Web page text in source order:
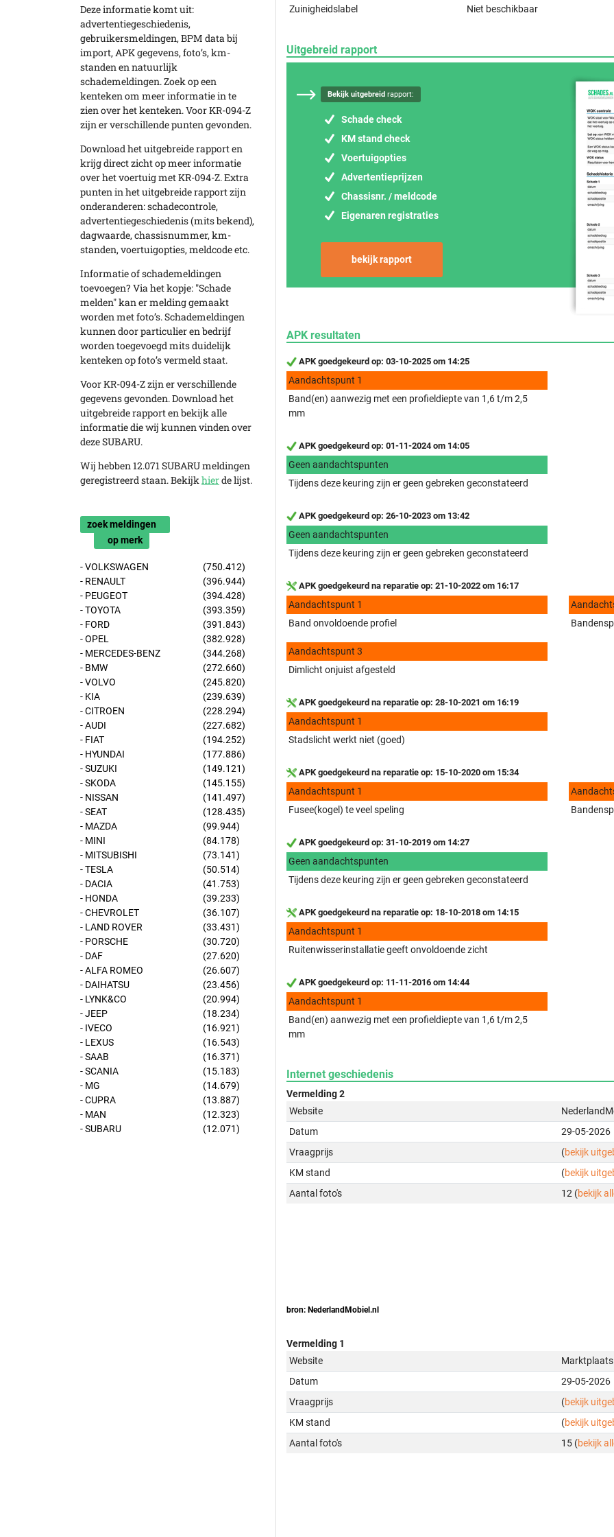
Deze informatie komt uit:
advertentiegeschiedenis,
gebruikersmeldingen, BPM data bij
import, APK gegevens, foto’s, km-
standen en natuurlijk
schademeldingen. Zoek op een
kenteken om meer informatie in te
zien over het kenteken. Voor KR-094-Z
zijn er verschillende punten gevonden.
Download het uitgebreide rapport en
krijg direct zicht op meer informatie
over het voertuig met KR-094-Z. Extra
punten in het uitgebreide rapport zijn
onderanderen: schadecontrole,
advertentiegeschiedenis (mits bekend),
dagwaarde, chassisnummer, km-
standen, voertuigopties, meldcode etc.
Informatie of schademeldingen
toevoegen? Via het kopje: "Schade
melden" kan er melding gemaakt
worden met foto’s. Schademeldingen
kunnen door particulier en bedrijf
worden toegevoegd mits duidelijk
kenteken op foto’s vermeld staat.
Voor KR-094-Z zijn er verschillende
gegevens gevonden. Download het
uitgebreide rapport en bekijk alle
informatie die wij kunnen vinden over
deze SUBARU.
Wij hebben 12.071 SUBARU meldingen
geregistreerd staan. Bekijkhierde lijst.
zoek meldingen
op merk
- VOLKSWAGEN
(750.412)
- RENAULT
(396.944)
- PEUGEOT
(394.428)
- TOYOTA
(393.359)
- FORD
(391.843)
- OPEL
(382.928)
- MERCEDES-BENZ
(344.268)
- BMW
(272.660)
- VOLVO
(245.820)
- KIA
(239.639)
- CITROEN
(228.294)
- AUDI
(227.682)
- FIAT
(194.252)
- HYUNDAI
(177.886)
- SUZUKI
(149.121)
- SKODA
(145.155)
- NISSAN
(141.497)
- SEAT
(128.435)
- MAZDA
(99.944)
- MINI
(84.178)
- MITSUBISHI
(73.141)
- TESLA
(50.514)
- DACIA
(41.753)
- HONDA
(39.233)
- CHEVROLET
(36.107)
- LAND ROVER
(33.431)
- PORSCHE
(30.720)
- DAF
(27.620)
- ALFA ROMEO
(26.607)
- DAIHATSU
(23.456)
- LYNK&CO
(20.994)
- JEEP
(18.234)
- IVECO
(16.921)
- LEXUS
(16.543)
- SAAB
(16.371)
- SCANIA
(15.183)
- MG
(14.679)
- CUPRA
(13.887)
- MAN
(12.323)
- SUBARU
(12.071)
Zuinigheidslabel Niet beschikbaar
Uitgebreid rapport
Bekijk uitgebreid rapport:
Schade check
KM stand check
Voertuigopties
Advertentieprijzen
Chassisnr. / meldcode
Eigenaren registraties
bekijk rapport
APK resultaten
APK goedgekeurd op: 03-10-2025 om 14:25
Aandachtspunt 1
Band(en) aanwezig met een profieldiepte van 1,6 t/m 2,5
mm
APK goedgekeurd op: 01-11-2024 om 14:05
Geen aandachtspunten
Tijdens deze keuring zijn er geen gebreken geconstateerd
APK goedgekeurd op: 26-10-2023 om 13:42
Geen aandachtspunten
Tijdens deze keuring zijn er geen gebreken geconstateerd
APK goedgekeurd na reparatie op: 21-10-2022 om 16:17
Aandachtspunt 1
Band onvoldoende profiel
Aandachtspunt 3
Dimlicht onjuist afgesteld
APK goedgekeurd na reparatie op: 28-10-2021 om 16:19
Aandachtspunt 1
Stadslicht werkt niet (goed)
APK goedgekeurd na reparatie op: 15-10-2020 om 15:34
Aandachtspunt 1
Fusee(kogel) te veel speling
APK goedgekeurd op: 31-10-2019 om 14:27
Geen aandachtspunten
Tijdens deze keuring zijn er geen gebreken geconstateerd
APK goedgekeurd na reparatie op: 18-10-2018 om 14:15
Aandachtspunt 1
Ruitenwisserinstallatie geeft onvoldoende zicht
APK goedgekeurd op: 11-11-2016 om 14:44
Aandachtspunt 1
Band(en) aanwezig met een profieldiepte van 1,6 t/m 2,5
mm
Internet geschiedenis
Vermelding 2
Website
Datum
29-05-2026
Vraagprijs
(bekijk
KM stand
(bekijk
Aantal foto's
12 (bekijk
bron: NederlandMobiel.nl
Vermelding 1
Website
Datum
29-05-2026
Vraagprijs
(bekijk
KM stand
(bekijk
Aantal foto's
15 (bekijk